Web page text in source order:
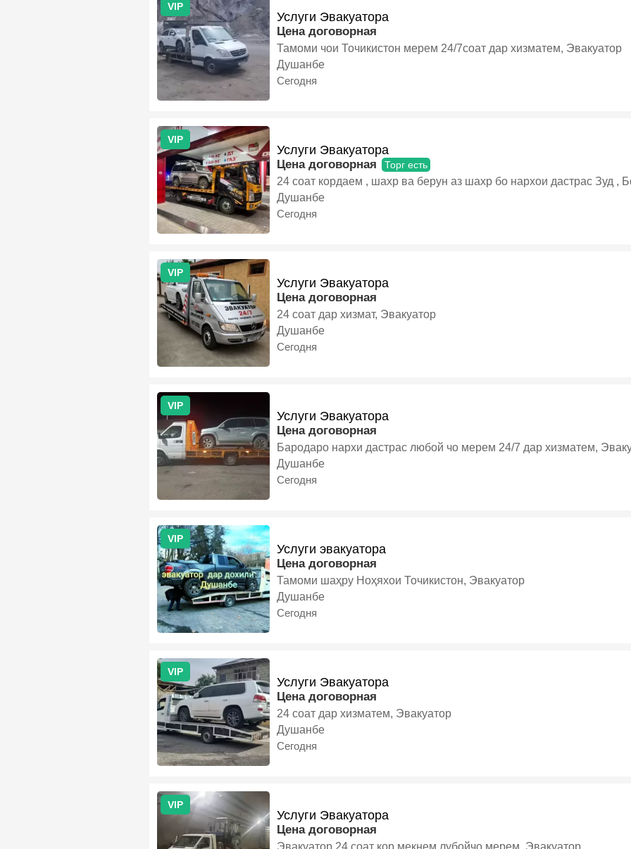
VIP
Услуги Эвакуатора
Цена договорная
Тамоми чои Точикистон мерем 24/7соат дар хизматем, Эвакуатор
Душанбе
Сегодня
VIP
Услуги Эвакуатора
Цена договорная Торг есть
24 соат кордаем , шахр ва берун аз шахр бо нархои дастрас Зуд ,
Душанбе
Сегодня
VIP
Услуги Эвакуатора
Цена договорная
24 соат дар хизмат, Эвакуатор
Душанбе
Сегодня
VIP
Услуги Эвакуатора
Цена договорная
Бародаро нархи дастрас любой чо мерем 24/7 дар хизматем,
Душанбе
Сегодня
VIP
Услуги эвакуатора
Цена договорная
Тамоми шаҳру Ноҳяхои Точикистон, Эвакуатор
Душанбе
Сегодня
VIP
Услуги Эвакуатора
Цена договорная
24 соат дар хизматем, Эвакуатор
Душанбе
Сегодня
VIP
Услуги Эвакуатора
Цена договорная
Эвакуатор 24 соат кор мекнем лубойчо мерем, Эвакуатор